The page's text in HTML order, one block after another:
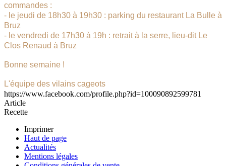
commandes :
- le jeudi de 18h30 à 19h30 : parking du restaurant La Bulle à
Bruz
- le vendredi de 17h30 à 19h : retrait à la serre, lieu-dit Le
Clos Renaud à Bruz
Bonne semaine !
L'équipe des vilains cageots
https://www.facebook.com/profile.php?id=100090892599781
Article
Recette
Imprimer
Haut de page
Actualités
Mentions légales